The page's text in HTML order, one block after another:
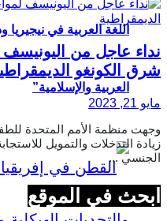
اللغة العربية في
العربية والإسلامية”
نداء عاجل من
شرق الكونغو
مايو 21, 2023
وجهت منظمة الأمم المتحدة
زيادة التدخلات والتمويل
الجنسي ...
ابحث في الموقع